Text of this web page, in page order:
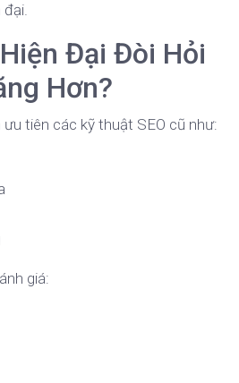
đại.
Đại Đòi Hỏi
Hơn?
tiên các kỹ thuật SEO cũ như:
giá: